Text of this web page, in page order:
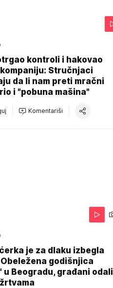
kontroli i hakovao
Stručnjaci
da li nam preti mračni
i "pobuna mašina"
Komentariši
je za dlaku izbegla
godišnjica
u Beogradu, građani odali